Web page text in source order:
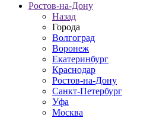
Ростов-на-Дону
Назад
Города
Волгоград
Воронеж
Екатеринбург
Краснодар
Ростов-на-Дону
Санкт-Петербург
Уфа
Москва